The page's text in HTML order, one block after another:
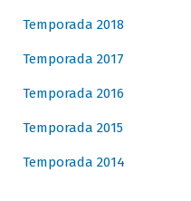
Temporada 2018
Temporada 2017
Temporada 2016
Temporada 2015
Temporada 2014